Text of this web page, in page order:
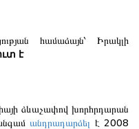
համաձայն՝ Իրակլի
է
ձևաչափով խորհրդարան
անդրադարձել է 2008